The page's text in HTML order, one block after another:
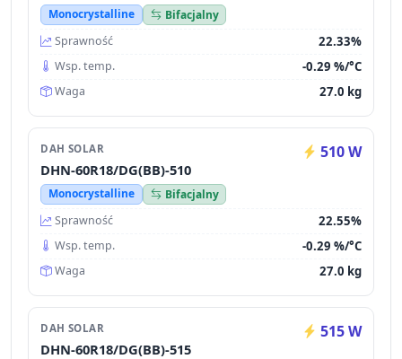
Monocrystalline
Bifacjalny
Sprawność
22.33%
Wsp. temp. -0.29 %/°C
Waga 27.0 kg
DAH SOLAR 510 W
DHN-60R18/DG(BB)-510
Monocrystalline
Bifacjalny
Sprawność
22.55%
Wsp. temp. -0.29 %/°C
Waga 27.0 kg
DAH SOLAR 515 W
DHN-60R18/DG(BB)-515